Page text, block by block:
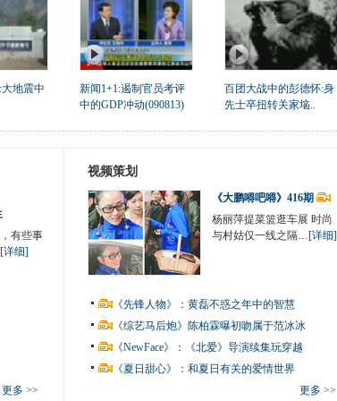
地震中
新闻1+1:遏制官员考评
中的GDP冲动(090813)
百团大战中的彭德怀:身
先士卒扭转关家垴..
有些事
[详细]
更多 >>
视频策划
《大鹏嘚吧嘚》416期
杨丽萍提菜篮逛车展 时尚
与村姑仅一线之隔…[详细]
《先锋人物》：黄磊不惑之年中的智慧
《综艺马后炮》陈柏霖曝初吻属于范冰冰
《NewFace》：《北爱》导演续集玩穿越
《夏日甜心》：和夏日有关的爱情世界
更多 >>